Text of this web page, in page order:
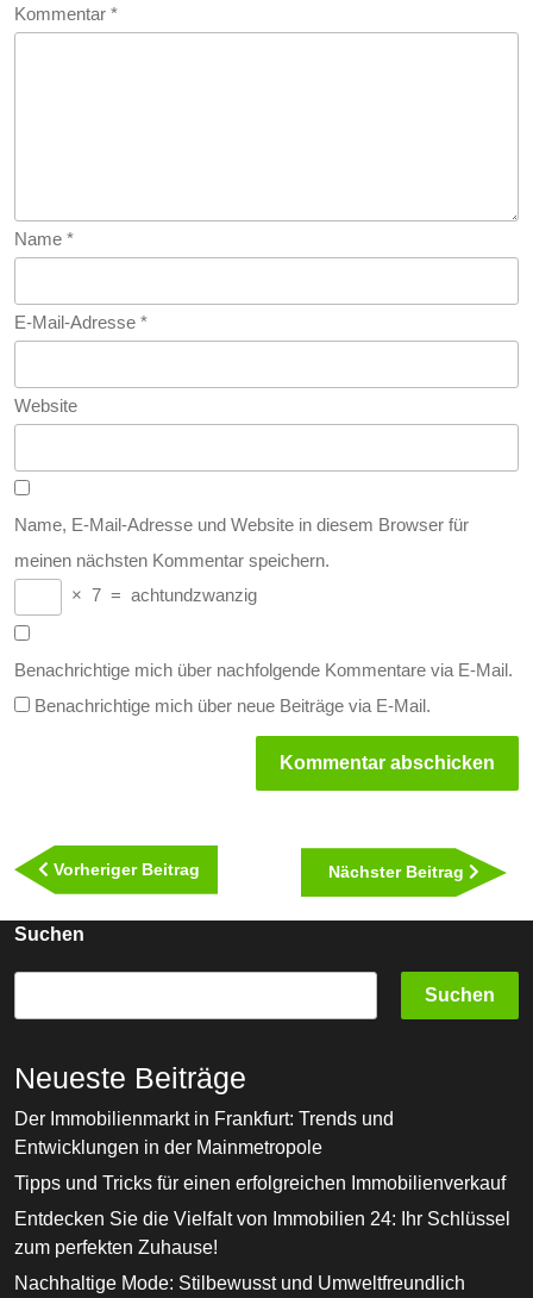
Kommentar *
Name *
E-Mail-Adresse *
Website
Name, E-Mail-Adresse und Website in diesem Browser für
meinen nächsten Kommentar speichern.
× 7 = achtundzwanzig
Benachrichtige mich über nachfolgende Kommentare via E-Mail.
Benachrichtige mich über neue Beiträge via E-Mail.
Vorheriger Beitrag
Beitrag
Nächster Beitrag
Suchen
Suchen
Neueste Beiträge
Der Immobilienmarkt in Frankfurt: Trends und
Entwicklungen in der Mainmetropole
Tipps und Tricks für einen erfolgreichen Immobilienverkauf
Entdecken Sie die Vielfalt von Immobilien 24: Ihr Schlüssel
zum perfekten Zuhause!
Nachhaltige Mode: Stilbewusst und Umweltfreundlich